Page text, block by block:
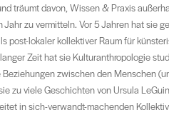
träumt davon, Wissen & Praxis
zu vermitteln. Vor 5 Jahren hat sie
post-lokaler kollektiver Raum für
Zeit hat sie Kulturanthropologie
zwischen den Menschen
zu viele Geschichten von Ursula
in sich-verwandt-machenden